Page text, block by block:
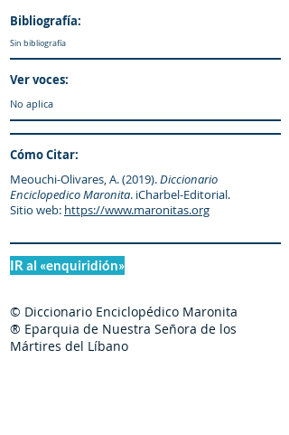
Bibliografía:
Sin bibliografía
Ver voces:
No aplica
Cómo Citar:
Meouchi-Olivares, A. (2019).Diccionario
Enciclopedico Maronita. iCharbel-Editorial.
Sitio web: https://www.maronitas.org
IR al «enquiridión»
© Diccionario Enciclopédico Maronita
® Eparquia de Nuestra Señora de los
Mártires del Líbano